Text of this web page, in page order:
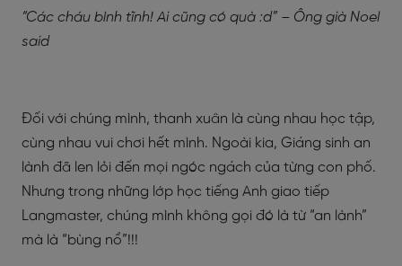
“Các cháu bình tĩnh! Ai cũng có quà :d” – Ông già Noel
said
Đối với chúng mình, thanh xuân là cùng nhau học tập,
cùng nhau vui chơi hết mình. Ngoài kia, Giáng sinh an
lành đã len lỏi đến mọi ngóc ngách của từng con phố.
Nhưng trong những lớp học tiếng Anh giao tiếp
Langmaster, chúng mình không gọi đó là từ “an lành”
mà là “bùng nổ”!!!